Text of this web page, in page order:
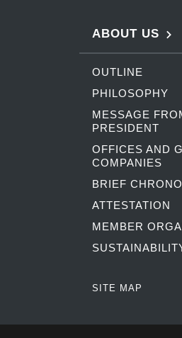
ABOUT US
OUTLINE
PHILOSOPHY
MESSAGE
PRESIDENT
OFFICES AND
COMPANIES
BRIEF
ATTESTATION
MEMBER
SITE MAP